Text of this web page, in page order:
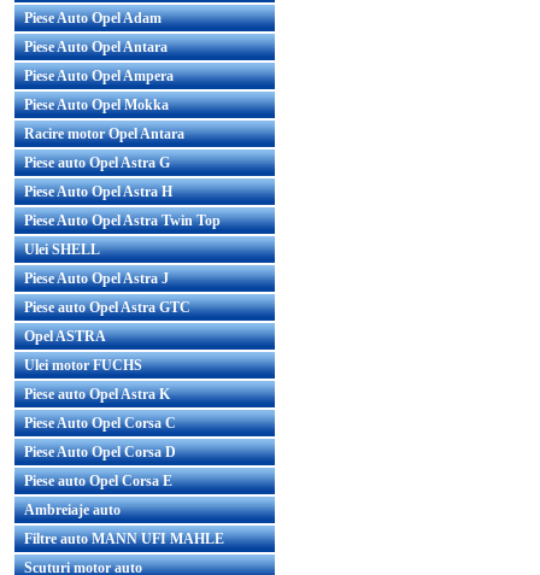
Piese Auto Opel Adam
Piese Auto Opel Antara
Piese Auto Opel Ampera
Piese Auto Opel Mokka
Racire motor Opel Antara
Piese auto Opel Astra G
Piese Auto Opel Astra H
Piese Auto Opel Astra Twin Top
Ulei SHELL
Piese Auto Opel Astra J
Piese auto Opel Astra GTC
Opel ASTRA
Ulei motor FUCHS
Piese auto Opel Astra K
Piese Auto Opel Corsa C
Piese Auto Opel Corsa D
Piese auto Opel Corsa E
Ambreiaje auto
Filtre auto MANN UFI MAHLE
Scuturi motor auto